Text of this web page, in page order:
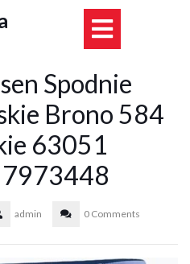
Spodnie
Brono 584
63051
admin 0 Comments